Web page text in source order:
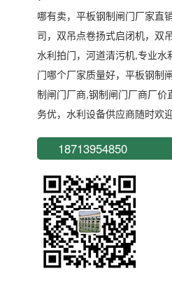
哪有卖，平板钢制闸门厂家直
司，双吊点卷扬式启闭机，双
水利拍门，河道清污机,专业水
门哪个厂家质量好，平板钢制
制闸门厂商,钢制闸门厂商厂价
务优，水利设备供应商随时欢
18713954850